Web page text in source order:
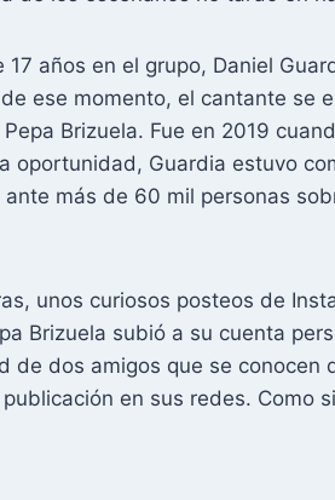
17 años en el grupo, Daniel
ese momento, el cantante se
Brizuela. Fue en 2019
oportunidad, Guardia estuvo
más de 60 mil personas
unos curiosos posteos de
Brizuela subió a su cuenta
de dos amigos que se conocen
en sus redes. Como